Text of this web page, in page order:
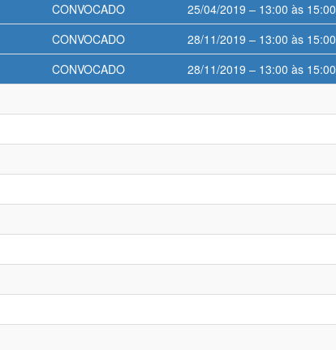
CONVOCADO
25/04/2019 – 13:00 às 15:00
CONVOCADO
28/11/2019 – 13:00 às 15:00
CONVOCADO
28/11/2019 – 13:00 às 15:00